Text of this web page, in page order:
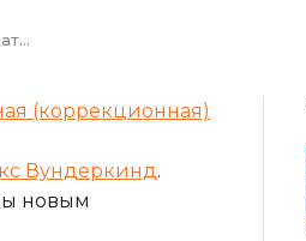
(коррекционная)
Вундеркинд.
новым